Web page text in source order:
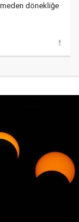
dönekliğe